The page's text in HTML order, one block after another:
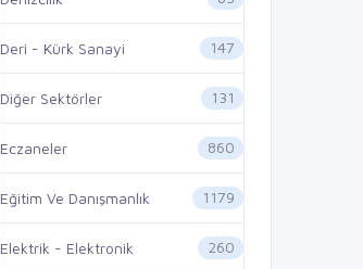
Deri - Kürk Sanayi 147
Diğer Sektörler 131
Eczaneler 860
Eğitim Ve Danışmanlık 1179
Elektrik - Elektronik 260